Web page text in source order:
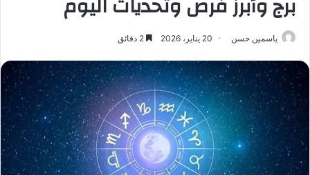
ياسمين حسن 20 يناير، 2026